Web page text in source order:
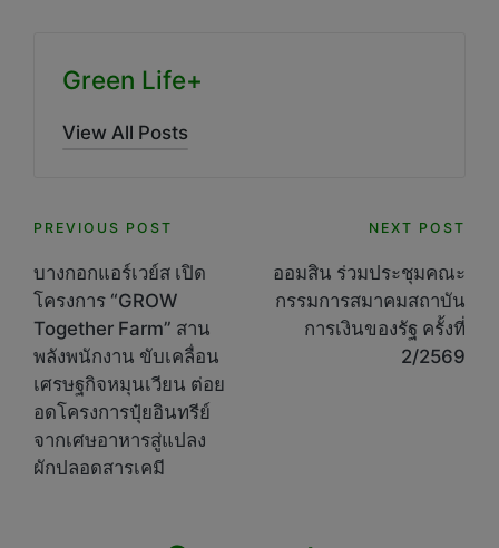
Green Life+
View All Posts
Post
navigation
PREVIOUS POST
บางกอกแอร์เวย์ส เปิด
โครงการ “GROW
Together Farm” สาน
พลังพนักงาน ขับเคลื่อน
เศรษฐกิจหมุนเวียน ต่อย
อดโครงการปุ๋ยอินทรีย์
จากเศษอาหารสู่แปลง
ผักปลอดสารเคมี
NEXT POST
ออมสิน ร่วมประชุมคณะ
กรรมการสมาคมสถาบัน
การเงินของรัฐ ครั้งที่
2/2569